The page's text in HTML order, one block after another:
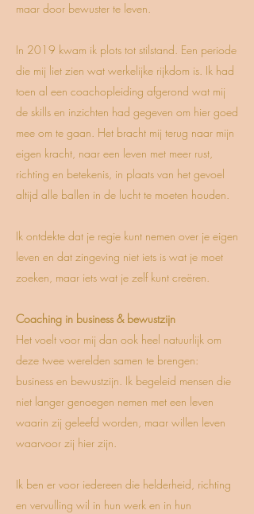
maar door bewuster te leven.
In 2019 kwam ik plots tot stilstand. Een periode
die mij liet zien wat werkelijke rijkdom is. Ik had
toen al een coachopleiding afgerond wat mij
de skills en inzichten had gegeven om hier goed
mee om te gaan. Het bracht mij terug naar mijn
eigen kracht, naar een leven met meer rust,
richting en betekenis, in plaats van het gevoel
altijd alle ballen in de lucht te moeten houden.
Ik ontdekte dat je regie kunt nemen over je eigen
leven en dat zingeving niet iets is wat je moet
zoeken, maar iets wat je zelf kunt creëren.
Coaching in business & bewustzijn
Het voelt voor mij dan ook heel natuurlijk om
deze twee werelden samen te brengen:
business en bewustzijn. Ik begeleid mensen die
niet langer genoegen nemen met een leven
waarin zij geleefd worden, maar willen leven
waarvoor zij hier zijn.
Ik ben er voor iedereen die helderheid, richting
en vervulling wil in hun werk en in hun